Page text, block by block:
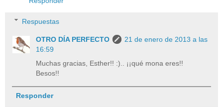
Respuestas
OTRO DÍA PERFECTO
21 de enero de 2013 a las
16:59
Muchas gracias, Esther!! :).. ¡¡qué mona eres!!
Besos!!
Responder